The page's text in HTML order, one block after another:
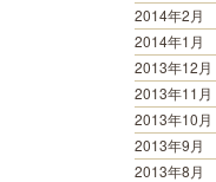
2014年2月
2014年1月
2013年12月
2013年11月
2013年10月
2013年9月
2013年8月